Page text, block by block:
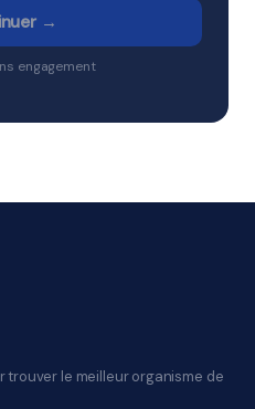
→
engagement
le meilleur organisme de